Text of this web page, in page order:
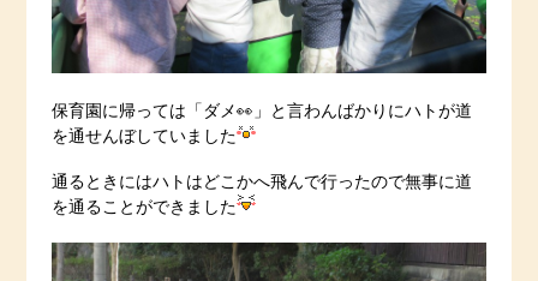
保育園に帰っては「ダメ👀」と言わんばかりにハトが道
を通せんぼしていました
通るときにはハトはどこかへ飛んで行ったので無事に道
を通ることができました